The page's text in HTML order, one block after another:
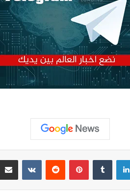
لينكدإن بينتيريست